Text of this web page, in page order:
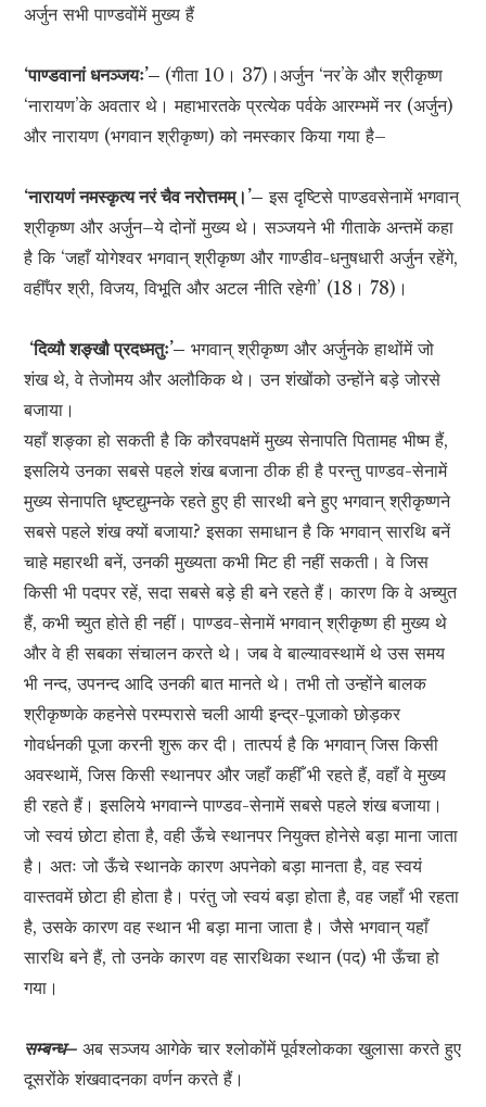
अर्जुन सभी पाण्डवोंमें मुख्य हैं
‘पाण्डवानां धनञ्जयः’– (गीता 10। 37)।अर्जुन ‘नर’के और श्रीकृष्ण
‘नारायण’के अवतार थे। महाभारतके प्रत्येक पर्वके आरम्भमें नर (अर्जुन)
और नारायण (भगवान श्रीकृष्ण) को नमस्कार किया गया है–
‘नारायणं नमस्कृत्य नरं चैव नरोत्तमम्।’– इस दृष्टिसे पाण्डवसेनामें भगवान्
श्रीकृष्ण और अर्जुन–ये दोनों मुख्य थे। सञ्जयने भी गीताके अन्तमें कहा
है कि ‘जहाँ योगेश्वर भगवान् श्रीकृष्ण और गाण्डीव-धनुषधारी अर्जुन रहेंगे,
वहीँपर श्री, विजय, विभूति और अटल नीति रहेगी’ (18। 78)।
‘दिव्यौ शङ्खौ प्रदध्मतुः’– भगवान् श्रीकृष्ण और अर्जुनके हाथोंमें जो
शंख थे, वे तेजोमय और अलौकिक थे। उन शंखोंको उन्होंने बड़े जोरसे
बजाया।
यहाँ शङ्का हो सकती है कि कौरवपक्षमें मुख्य सेनापति पितामह भीष्म हैं,
इसलिये उनका सबसे पहले शंख बजाना ठीक ही है परन्तु पाण्डव-सेनामें
मुख्य सेनापति धृष्टद्युम्नके रहते हुए ही सारथी बने हुए भगवान् श्रीकृष्णने
सबसे पहले शंख क्यों बजाया? इसका समाधान है कि भगवान् सारथि बनें
चाहे महारथी बनें, उनकी मुख्यता कभी मिट ही नहीं सकती। वे जिस
किसी भी पदपर रहें, सदा सबसे बड़े ही बने रहते हैं। कारण कि वे अच्युत
हैं, कभी च्युत होते ही नहीं। पाण्डव-सेनामें भगवान् श्रीकृष्ण ही मुख्य थे
और वे ही सबका संचालन करते थे। जब वे बाल्यावस्थामें थे उस समय
भी नन्द, उपनन्द आदि उनकी बात मानते थे। तभी तो उन्होंने बालक
श्रीकृष्णके कहनेसे परम्परासे चली आयी इन्द्र-पूजाको छोड़कर
गोवर्धनकी पूजा करनी शुरू कर दी। तात्पर्य है कि भगवान् जिस किसी
अवस्थामें, जिस किसी स्थानपर और जहाँ कहीँ भी रहते हैं, वहाँ वे मुख्य
ही रहते हैं। इसलिये भगवान्ने पाण्डव-सेनामें सबसे पहले शंख बजाया।
जो स्वयं छोटा होता है, वही ऊँचे स्थानपर नियुक्त होनेसे बड़ा माना जाता
है। अतः जो ऊँचे स्थानके कारण अपनेको बड़ा मानता है, वह स्वयं
वास्तवमें छोटा ही होता है। परंतु जो स्वयं बड़ा होता है, वह जहाँ भी रहता
है, उसके कारण वह स्थान भी बड़ा माना जाता है। जैसे भगवान् यहाँ
सारथि बने हैं, तो उनके कारण वह सारथिका स्थान (पद) भी ऊँचा हो
गया।
सम्बन्ध–अब सञ्जय आगेके चार श्लोकोंमें पूर्वश्लोकका खुलासा करते हुए
दूसरोंके शंखवादनका वर्णन करते हैं।